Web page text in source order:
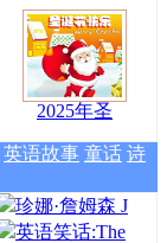
2025年圣
英语故事 童话 诗
珍娜·詹姆森 J
英语笑话:The